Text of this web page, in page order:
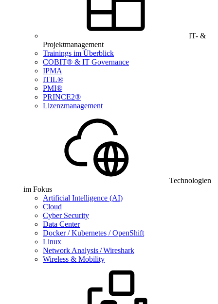
IT- &
Projektmanagement
Trainings im Überblick
COBIT® & IT Governance
IPMA
ITIL®
PMI®
PRINCE2®
Lizenzmanagement
Technologien
im Fokus
Artificial Intelligence (AI)
Cloud
Cyber Security
Data Center
Docker / Kubernetes / OpenShift
Linux
Network Analysis / Wireshark
Wireless & Mobility